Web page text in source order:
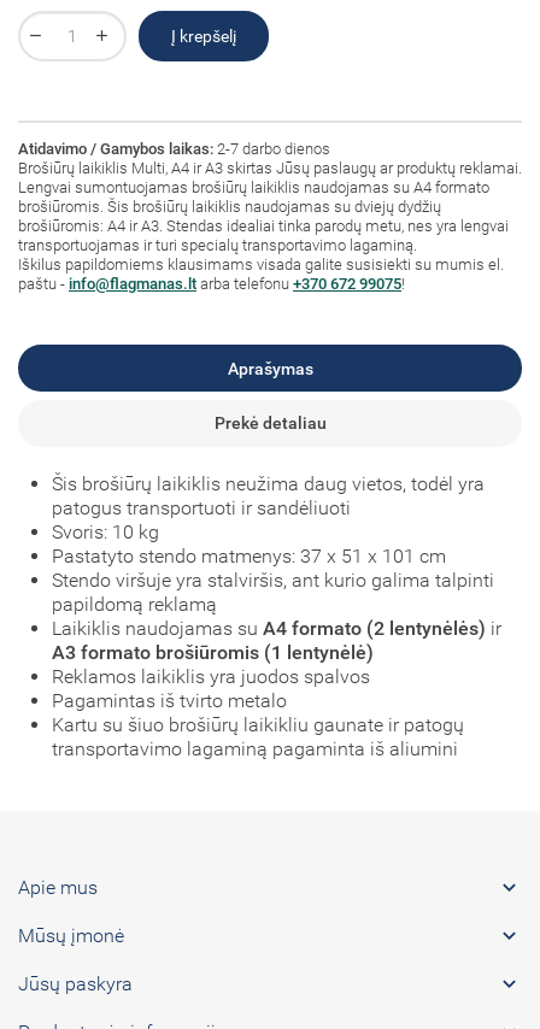
Į krepšelį
Atidavimo / Gamybos laikas: 2-7 darbo dienos
Brošiūrų laikiklis Multi, A4 ir A3 skirtas Jūsų paslaugų ar produktų reklamai.
Lengvai sumontuojamas brošiūrų laikiklis naudojamas su A4 formato
brošiūromis. Šis brošiūrų laikiklis naudojamas su dviejų dydžių
brošiūromis: A4 ir A3. Stendas idealiai tinka parodų metu, nes yra lengvai
transportuojamas ir turi specialų transportavimo lagaminą.
Iškilus papildomiems klausimams visada galite susisiekti su mumis el.
paštu - info@flagmanas.lt arba telefonu +370 672 99075!
Aprašymas
Prekė detaliau
Šis brošiūrų laikiklis neužima daug vietos, todėl yra
patogus transportuoti ir sandėliuoti
Svoris: 10 kg
Pastatyto stendo matmenys: 37 x 51 x 101 cm
Stendo viršuje yra stalviršis, ant kurio galima talpinti
papildomą reklamą
Laikiklis naudojamas su A4 formato (2 lentynėlės) ir
A3 formato brošiūromis (1 lentynėlė)
Reklamos laikiklis yra juodos spalvos
Pagamintas iš tvirto metalo
Kartu su šiuo brošiūrų laikikliu gaunate ir patogų
transportavimo lagaminą pagaminta iš aliumini
Apie mus 
Mūsų įmonė 
Jūsų paskyra 